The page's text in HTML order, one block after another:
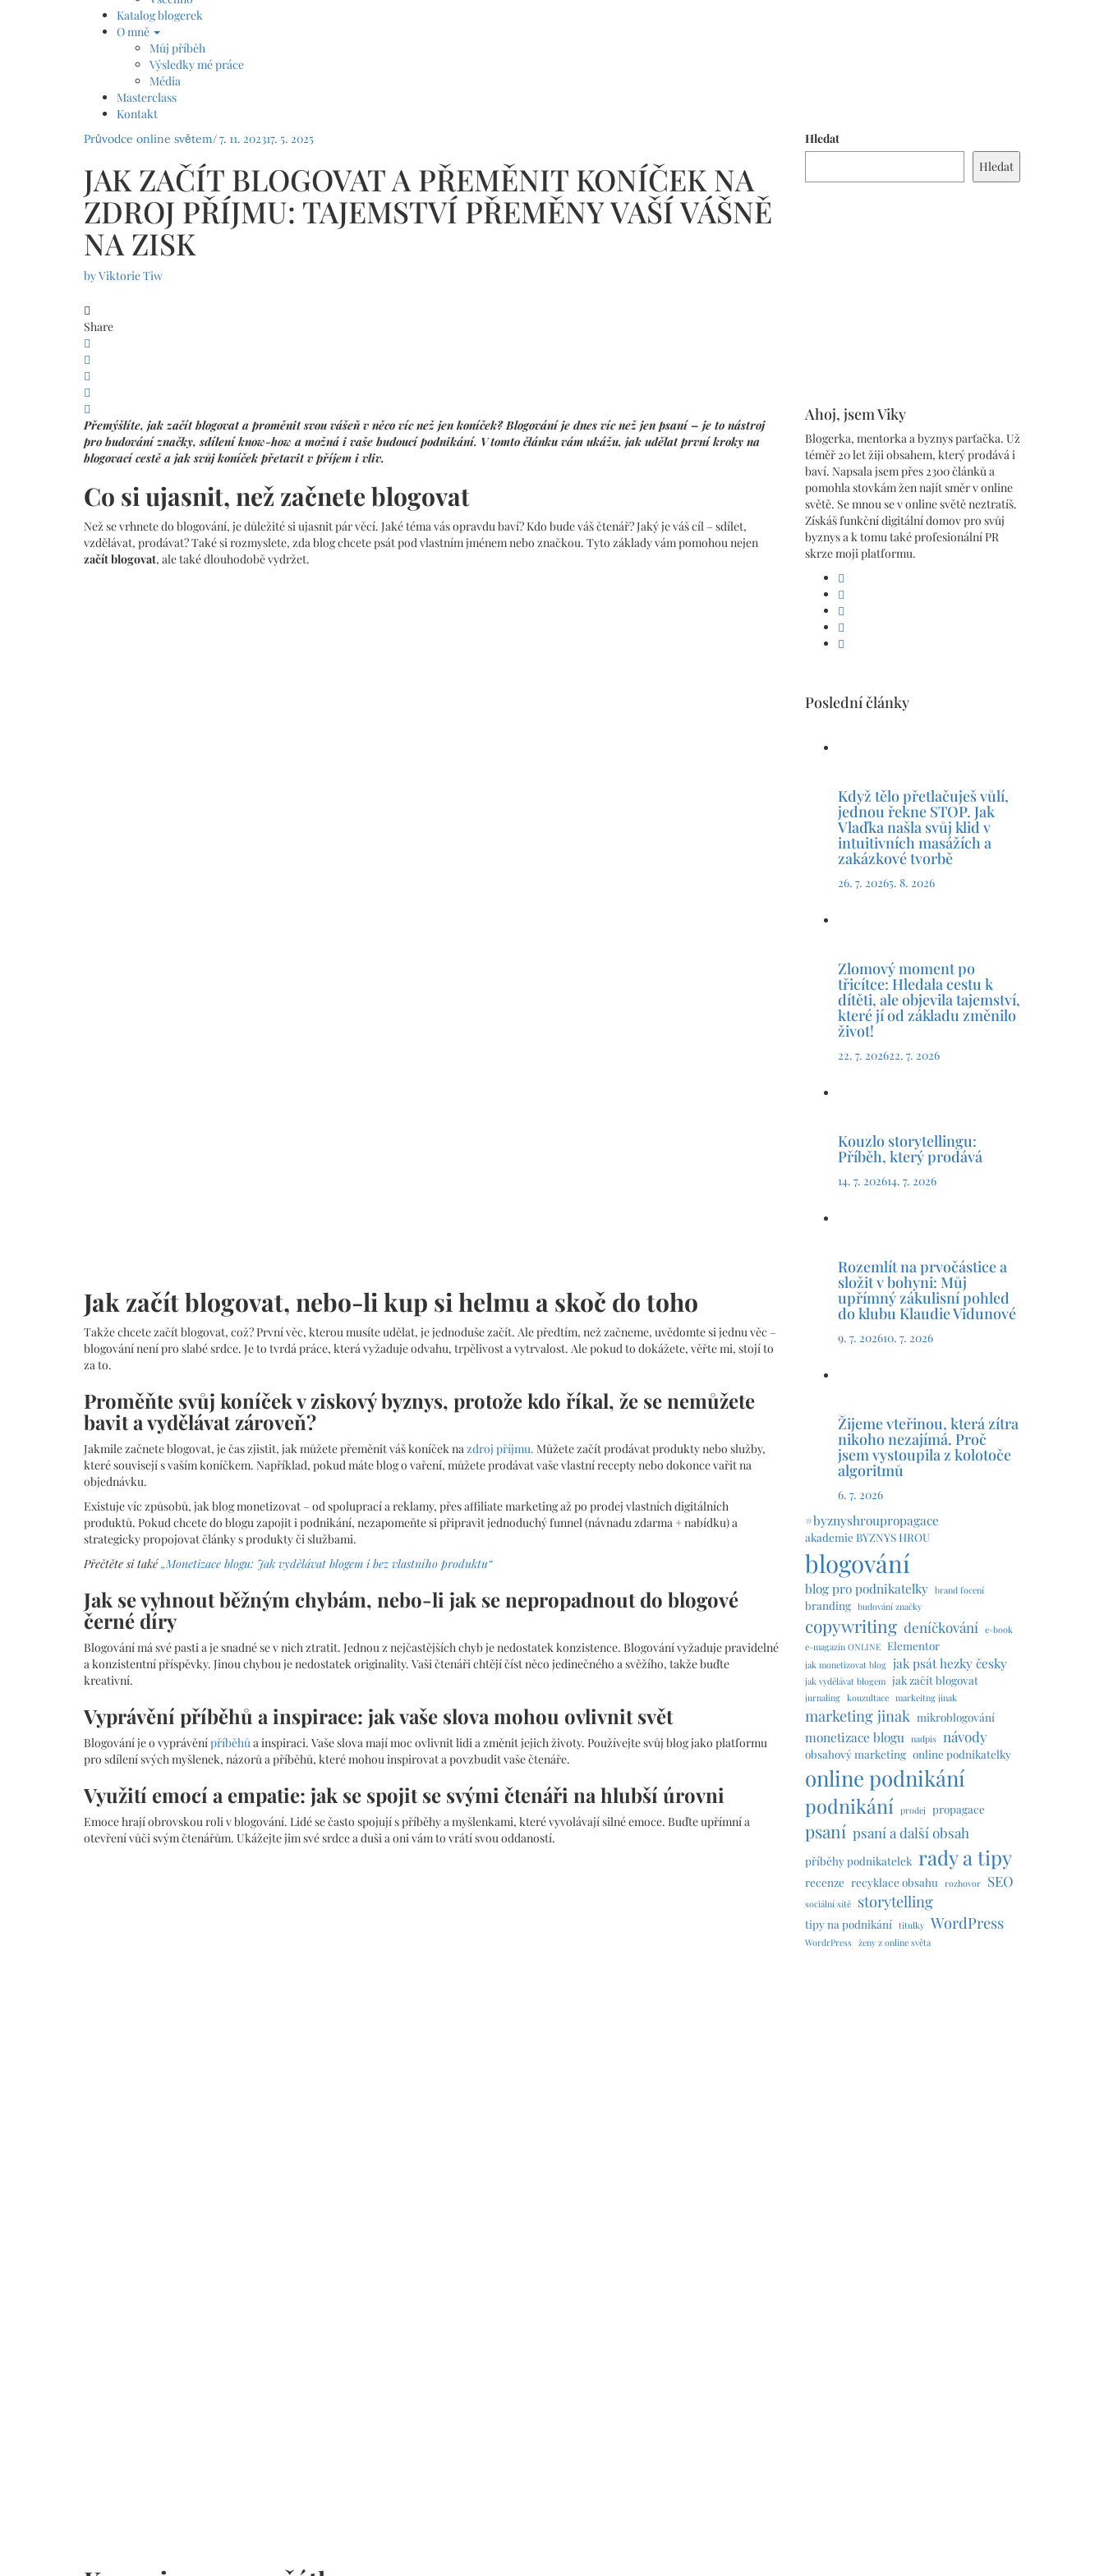
Katalog blogerek
O mně
Můj příběh
Výsledky mé práce
Média
Masterclass
Kontakt
Průvodce online světem/7. 11. 202317. 5. 2025
JAK ZAČÍT BLOGOVAT A PŘEMĚNIT KONÍČEK NA
ZDROJ PŘÍJMU: TAJEMSTVÍ PŘEMĚNY VAŠÍ VÁŠNĚ
NA ZISK
byViktorie Tiw
Share
Přemýšlíte, jak začít blogovat a proměnit svou vášeň v něco víc než jen koníček? Blogování je dnes víc než jen psaní – je to nástroj
pro budování značky, sdílení know-how a možná i vaše budoucí podnikání. V tomto článku vám ukážu, jak udělat první kroky na
blogovací cestě a jak svůj koníček přetavit v příjem i vliv.
Co si ujasnit, než začnete blogovat
Než se vrhnete do blogování, je důležité si ujasnit pár věcí. Jaké téma vás opravdu baví? Kdo bude váš čtenář? Jaký je váš cíl – sdílet,
vzdělávat, prodávat? Také si rozmyslete, zda blog chcete psát pod vlastním jménem nebo značkou. Tyto základy vám pomohou nejen
začít blogovat, ale také dlouhodobě vydržet.
Jak začít blogovat, nebo-li kup si helmu a skoč do toho
Takže chcete začít blogovat, což? První věc, kterou musíte udělat, je jednoduše začít. Ale předtím, než začneme, uvědomte si jednu věc –
blogování není pro slabé srdce. Je to tvrdá práce, která vyžaduje odvahu, trpělivost a vytrvalost. Ale pokud to dokážete, věřte mi, stojí to
za to.
Proměňte svůj koníček v ziskový byznys, protože kdo říkal, že se nemůžete
bavit a vydělávat zároveň?
Jakmile začnete blogovat, je čas zjistit, jak můžete přeměnit váš koníček nazdroj příjmu. Můžete začít prodávat produkty nebo služby,
které souvisejí s vaším koníčkem. Například, pokud máte blog o vaření, můžete prodávat vaše vlastní recepty nebo dokonce vařit na
objednávku.
Existuje víc způsobů, jak blog monetizovat – od spoluprací a reklamy, přes affiliate marketing až po prodej vlastních digitálních
produktů. Pokud chcete do blogu zapojit i podnikání, nezapomeňte si připravit jednoduchý funnel (návnadu zdarma + nabídku) a
strategicky propojovat články s produkty či službami.
Přečtěte si také„Monetizace blogu: Jak vydělávat blogem i bez vlastního produktu“
Jak se vyhnout běžným chybám, nebo-li jak se nepropadnout do blogové
černé díry
Blogování má své pasti a je snadné se v nich ztratit. Jednou z nejčastějších chyb je nedostatek konzistence. Blogování vyžaduje pravidelné
a konzistentní příspěvky. Jinou chybou je nedostatek originality. Vaši čtenáři chtějí číst něco jedinečného a svěžího, takže buďte
kreativní.
Vyprávění příběhů a inspirace: jak vaše slova mohou ovlivnit svět
Blogování je o vyprávěnípříběhůa inspiraci. Vaše slova mají moc ovlivnit lidi a změnit jejich životy. Používejte svůj blog jako platformu
pro sdílení svých myšlenek, názorů a příběhů, které mohou inspirovat a povzbudit vaše čtenáře.
Využití emocí a empatie: jak se spojit se svými čtenáři na hlubší úrovni
Emoce hrají obrovskou roli v blogování. Lidé se často spojují s příběhy a myšlenkami, které vyvolávají silné emoce. Buďte upřímní a
otevření vůči svým čtenářům. Ukážejte jim své srdce a duši a oni vám to vrátí svou oddaností.
Hledat
Hledat
Ahoj, jsem Viky
Blogerka, mentorka a byznys parťačka. Už
téměř 20 let žiji obsahem, který prodává i
baví. Napsala jsem přes 2300 článků a
pomohla stovkám žen najít směr v online
světě. Se mnou se v online světě neztratíš.
Získáš funkční digitální domov pro svůj
byznys a k tomu také profesionální PR
skrze moji platformu.
facebook
linkedin
pinterest
instagram
youtube
Poslední články
Když tělo přetlačuješ vůlí,
jednou řekne STOP. Jak
Vlaďka našla svůj klid v
intuitivních masážích a
zakázkové tvorbě
26. 7. 20265. 8. 2026
Zlomový moment po
třicítce: Hledala cestu k
dítěti, ale objevila tajemství,
které jí od základu změnilo
život!
22. 7. 202622. 7. 2026
Kouzlo storytellingu:
Příběh, který prodává
14. 7. 202614. 7. 2026
Rozemlít na prvočástice a
složit v bohyni: Můj
upřímný zákulisní pohled
do klubu Klaudie Vidunové
9. 7. 202610. 7. 2026
Žijeme vteřinou, která zítra
nikoho nezajímá. Proč
jsem vystoupila z kolotoče
algoritmů
6. 7. 2026
#byznyshroupropagace
akademie BYZNYS HROU
blogování
blog pro podnikatelky brand focení
branding budování značky
copywriting deníčkování e-book
e-magazín ONLINE Elementor
jak monetizovat blog jak psát hezky česky
jak vydělávat blogem jak začít blogovat
jurnaling kouzultace markeitng jinak
marketing jinak mikroblogování
monetizace blogu nadpis návody
obsahový marketing online podnikatelky
online podnikání
podnikání prodej propagace
psaní psaní a další obsah
příběhy podnikatelek rady a tipy
recenze recyklace obsahu rozhovor SEO
sociální sítě storytelling
tipy na podnikání titulky WordPress
WordrPress ženy z online světa